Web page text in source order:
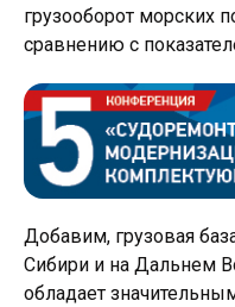
грузооборот морских
сравнению с
Добавим, грузовая
Сибири и на Дальнем
обладает